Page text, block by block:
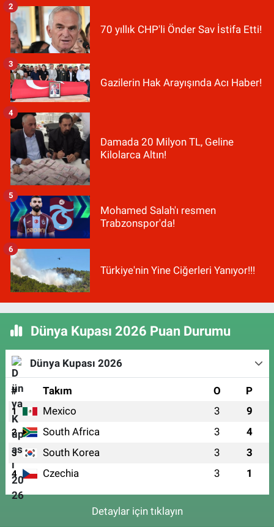
70 yıllık CHP'li Önder Sav İstifa Etti!
2
Gazilerin Hak Arayışında Acı Haber!
3
Damada 20 Milyon TL, Geline
Kilolarca Altın!
4
Mohamed Salah'ı resmen
Trabzonspor'da!
5
Türkiye'nin Yine Ciğerleri Yanıyor!!!
6
Dünya Kupası 2026 Puan Durumu
Dünya Kupası 2026
# Takım O P
1 Mexico 3 9
2 South Africa 3 4
3 South Korea 3 3
4 Czechia 3 1
Detaylar için tıklayın